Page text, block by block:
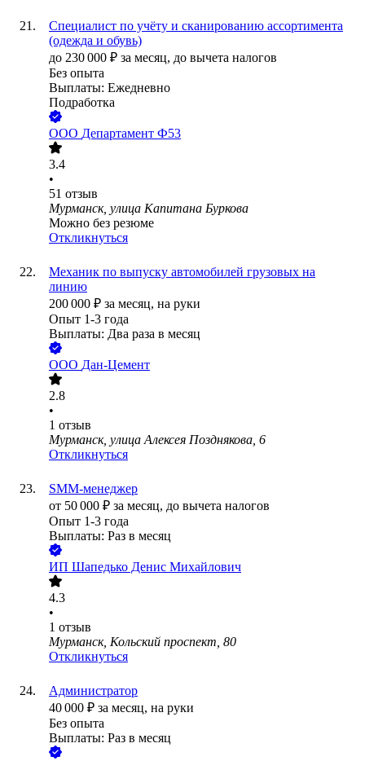
Специалист по учёту и сканированию ассортимента
(одежда и обувь)
до 230 000 ₽ за месяц, до вычета налогов
Без опыта
Выплаты: Ежедневно
Подработка
ООО Департамент Ф53
3.4
•
51 отзыв
Мурманск, улица Капитана Буркова
Можно без резюме
Откликнуться
Механик по выпуску автомобилей грузовых на
линию
200 000 ₽ за месяц, на руки
Опыт 1-3 года
Выплаты: Два раза в месяц
ООО Дан-Цемент
2.8
•
1 отзыв
Мурманск, улица Алексея Позднякова, 6
Откликнуться
SMM-менеджер
от 50 000 ₽ за месяц, до вычета налогов
Опыт 1-3 года
Выплаты: Раз в месяц
ИП Шапедько Денис Михайлович
4.3
•
1 отзыв
Мурманск, Кольский проспект, 80
Откликнуться
Администратор
40 000 ₽ за месяц, на руки
Без опыта
Выплаты: Раз в месяц